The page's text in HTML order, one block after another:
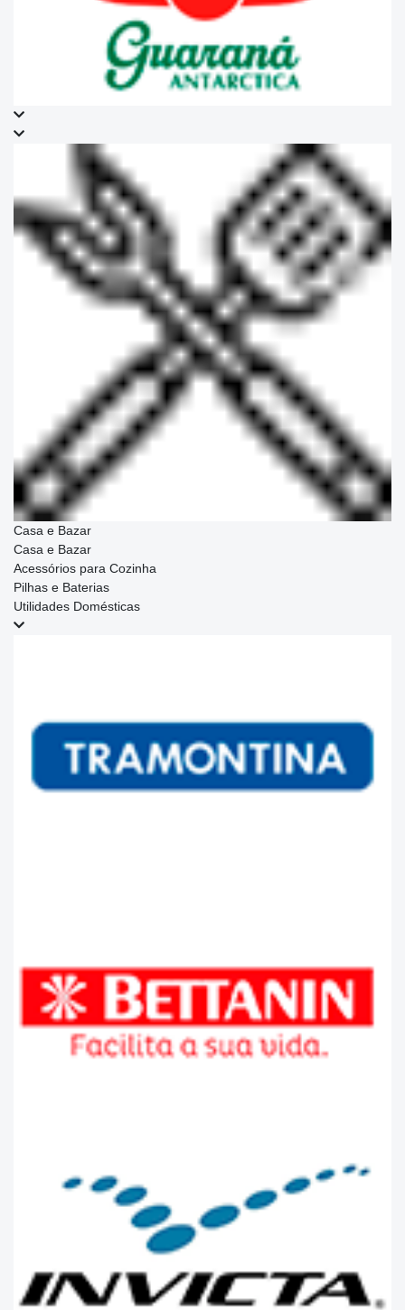
Casa e Bazar
Casa e Bazar
Acessórios para Cozinha
Pilhas e Baterias
Utilidades Domésticas